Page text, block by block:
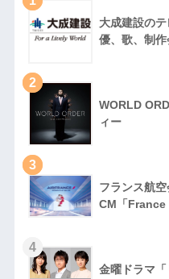
大成建設の
優、歌、制作
2
WORLD
ィー
3
フランス航
CM「France
4
金曜ドラマ「